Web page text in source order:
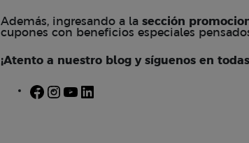
Además, ingresando a la sección
cupones con beneficios especiales
¡Atento a nuestro blog y síguenos en
Facebook
Instagram
YouTube